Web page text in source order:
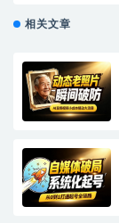
相关文章